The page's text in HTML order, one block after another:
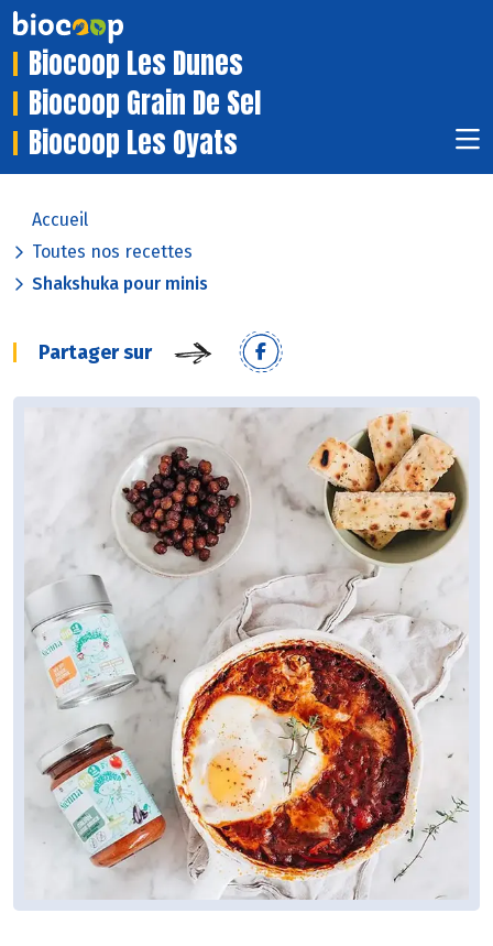
Biocoop Les Dunes
Biocoop Grain De Sel
Biocoop Les Oyats
Accueil
Toutes nos recettes
Shakshuka pour minis
Partager sur